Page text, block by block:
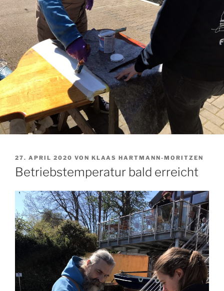
VERÖFFENTLICHT
AM
27. APRIL 2020 VON KLAAS HARTMANN-MORITZEN
Betriebstemperatur bald erreicht